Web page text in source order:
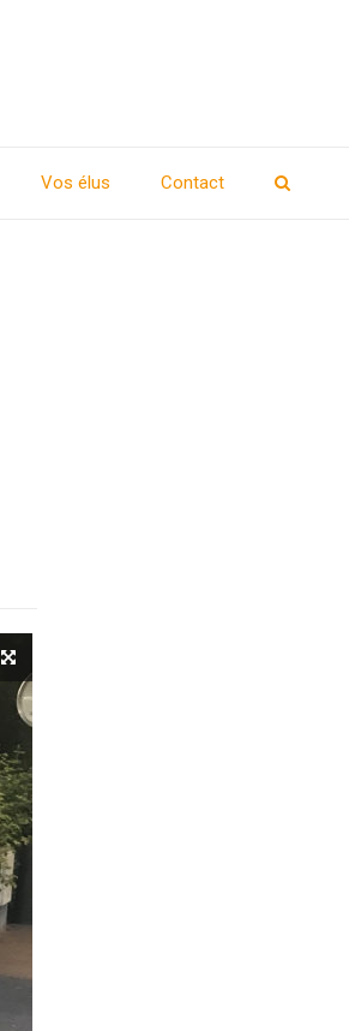
Vos élus Contact